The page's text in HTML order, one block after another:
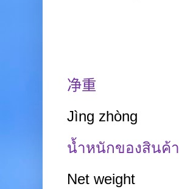
净重
Jìng zhòng
น้ำหนักของสินค้า
Net weight